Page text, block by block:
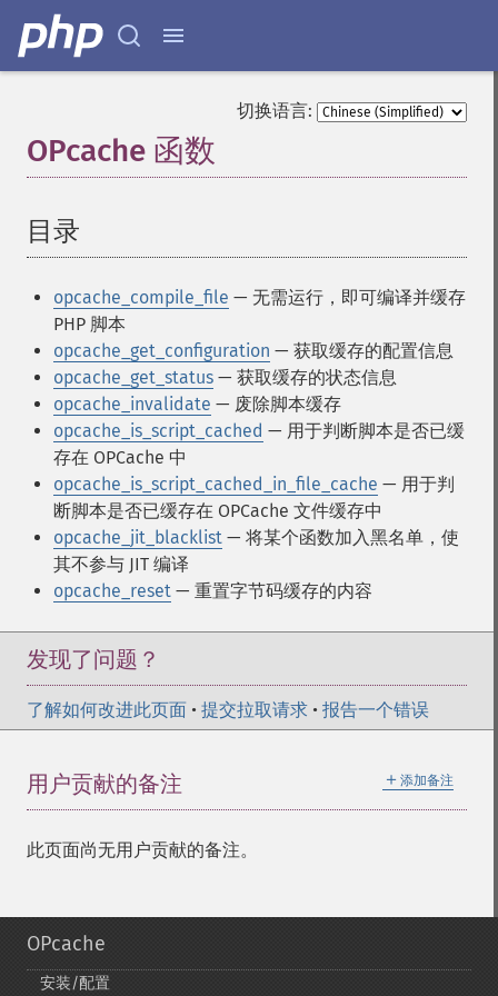
切换语言:
OPcache 函数
目录
opcache_compile_file — 无需运行，即可编译并缓存
PHP 脚本
opcache_get_configuration — 获取缓存的配置信息
opcache_get_status — 获取缓存的状态信息
opcache_invalidate — 废除脚本缓存
opcache_is_script_cached — 用于判断脚本是否已缓
存在 OPCache 中
opcache_is_script_cached_in_file_cache — 用于判
断脚本是否已缓存在 OPCache 文件缓存中
opcache_jit_blacklist — 将某个函数加入黑名单，使
其不参与 JIT 编译
opcache_reset — 重置字节码缓存的内容
发现了问题？
了解如何改进此页面 • 提交拉取请求 • 报告一个错误
＋ 添加备注
用户贡献的备注
此页面尚无用户贡献的备注。
OPcache
安装/配置